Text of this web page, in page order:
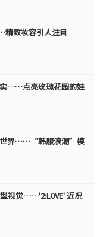
精致妆容引人注目
……点亮玫瑰花园的娃
世界……“韩服浪潮”模
视觉……'2:L0VE' 近况